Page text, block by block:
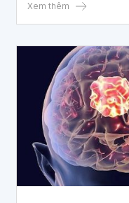
được, còn chân cũng
bác sĩ cho cháu
viện. Em cũng được
bằng hóa chất.
trán bằng hoá chất có
thuốc gì thêm ạ?
rõ cách điều trị hơn
Xem thêm